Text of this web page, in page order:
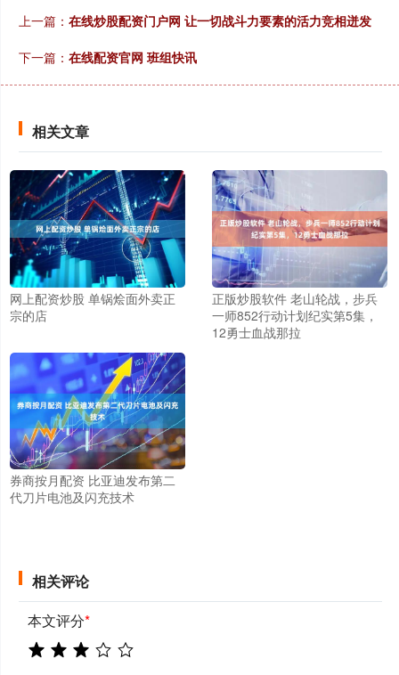
上一篇： 在线炒股配资门户网 让一切战斗力要素的活力竞相迸发
下一篇： 在线配资官网 班组快讯
相关文章
网上配资炒股 单锅烩面外卖正
宗的店
正版炒股软件 老山轮战，步兵
一师852行动计划纪实第5集，
12勇士血战那拉
券商按月配资 比亚迪发布第二
代刀片电池及闪充技术
相关评论
本文评分*